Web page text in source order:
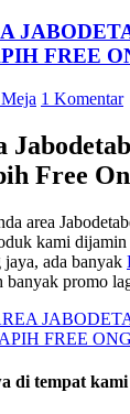
FREE
1 Komentar
Free
area
kami dijamin
ada banyak
banyak promo
di tempat kami